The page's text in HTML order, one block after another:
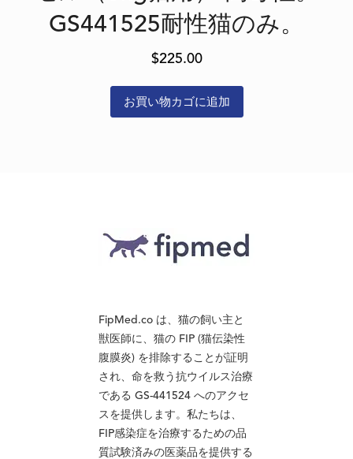
GS441525耐性猫のみ。
$225.00
お買い物カゴに追加
FipMed.co は、猫の飼い主と
獣医師に、猫の FIP (猫伝染性
腹膜炎) を排除することが証明
され、命を救う抗ウイルス治療
である GS-441524 へのアクセ
スを提供します。私たちは、
FIP感染症を治療するための品
質試験済みの医薬品を提供する